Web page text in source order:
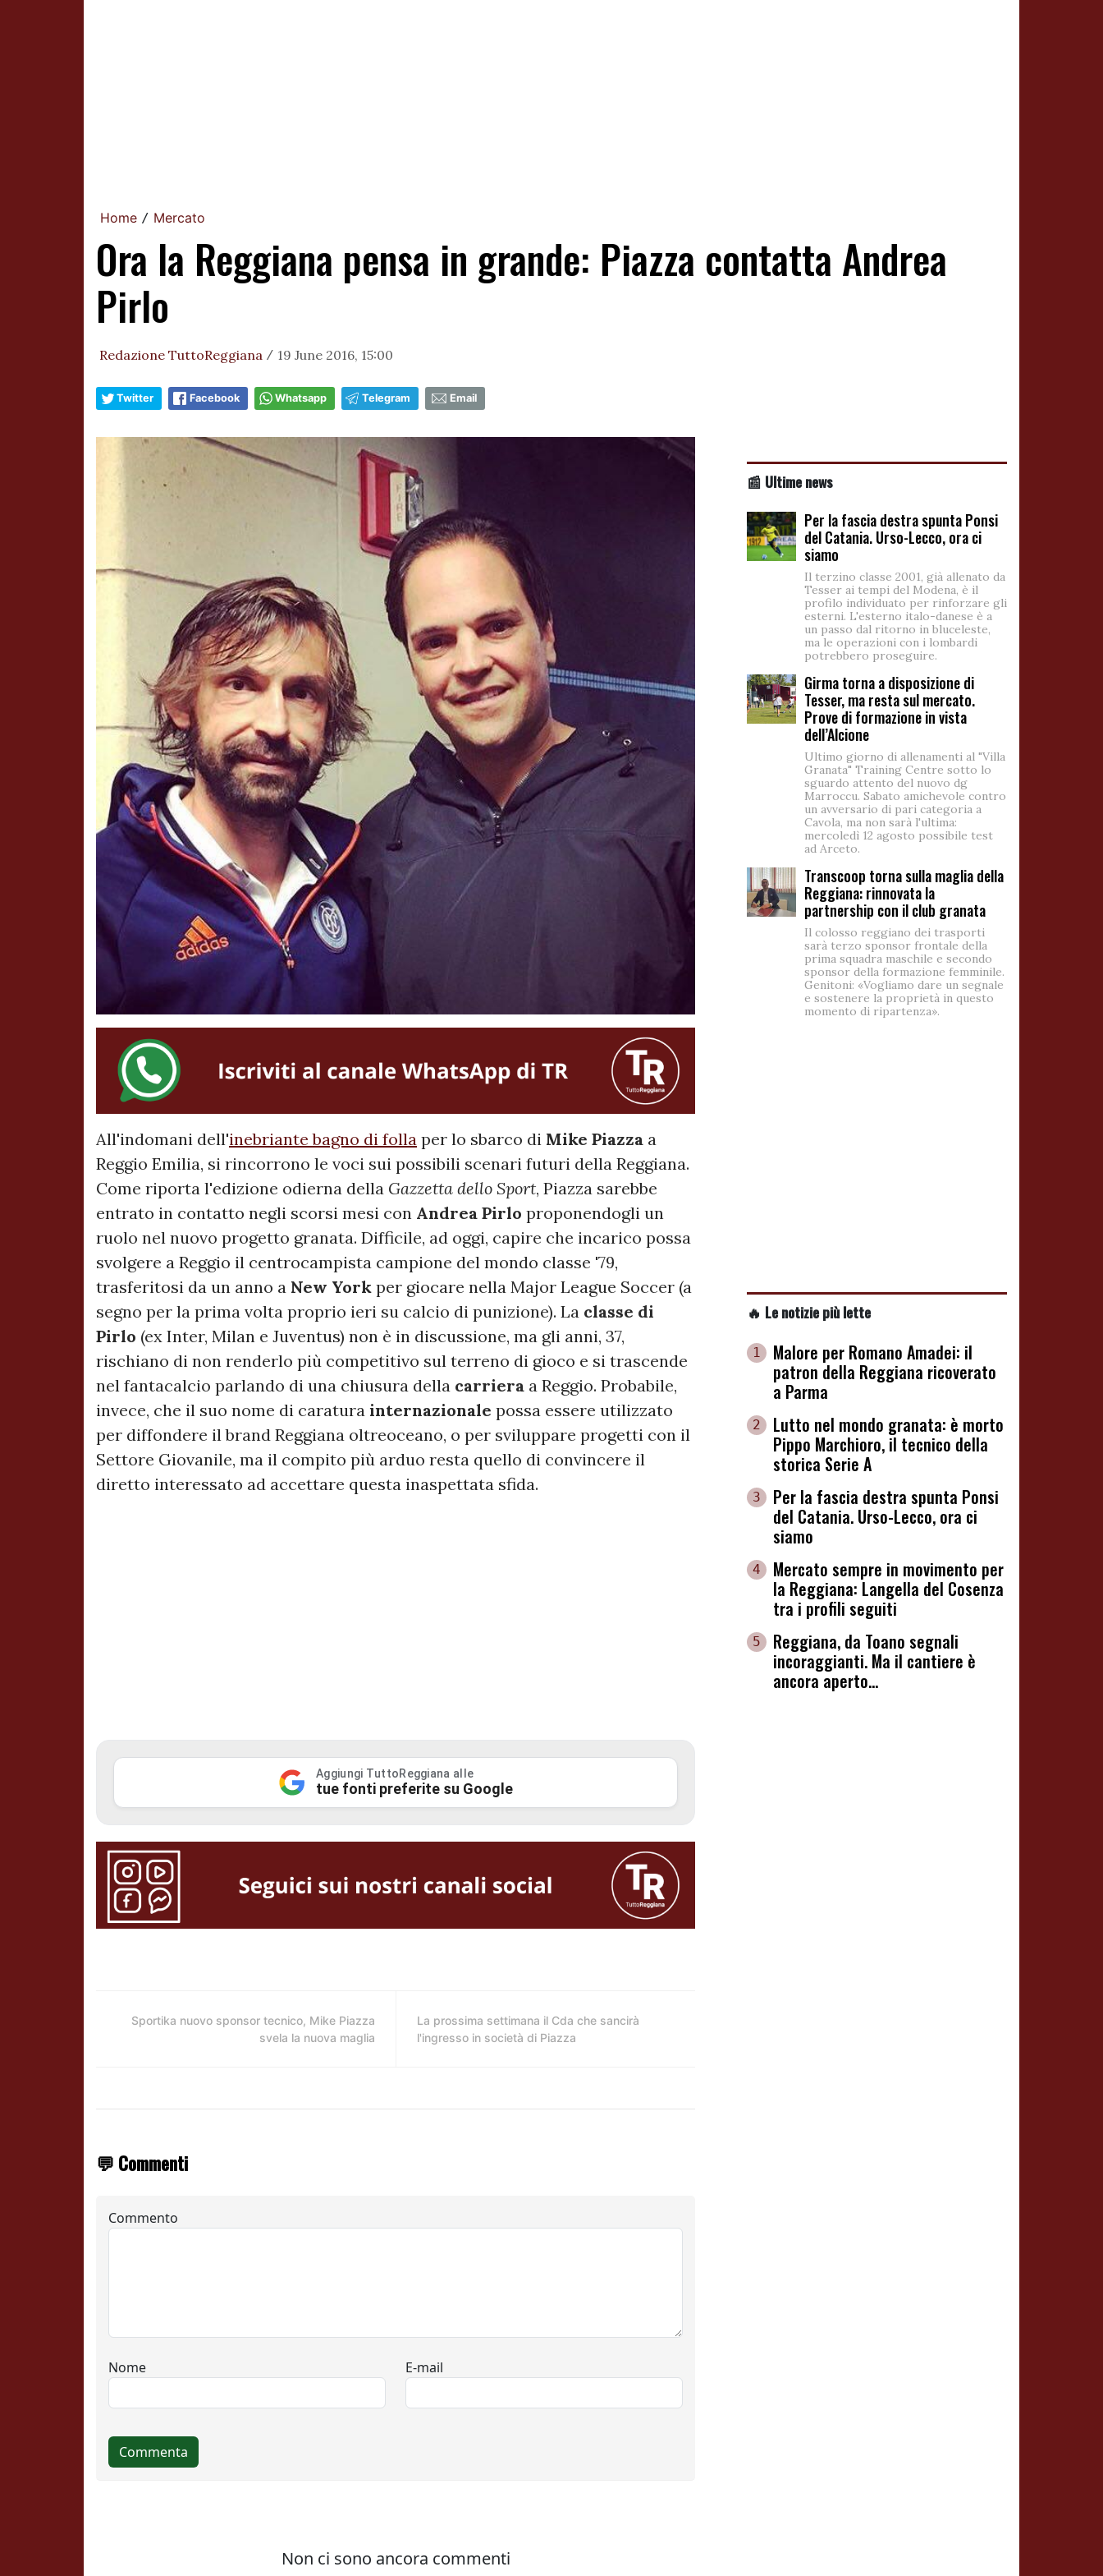
Home / Mercato
Ora la Reggiana pensa in grande: Piazza contatta Andrea
Pirlo
Redazione TuttoReggiana / 19 June 2016, 15:00
Twitter Facebook Whatsapp Telegram Email
All'indomani dell'inebriante bagno di folla per lo sbarco di Mike Piazza a
Reggio Emilia, si rincorrono le voci sui possibili scenari futuri della Reggiana.
Come riporta l'edizione odierna della Gazzetta dello Sport, Piazza sarebbe
entrato in contatto negli scorsi mesi con Andrea Pirlo proponendogli un
ruolo nel nuovo progetto granata. Difficile, ad oggi, capire che incarico possa
svolgere a Reggio il centrocampista campione del mondo classe '79,
trasferitosi da un anno a New York per giocare nella Major League Soccer (a
segno per la prima volta proprio ieri su calcio di punizione). La classe di
Pirlo (ex Inter, Milan e Juventus) non è in discussione, ma gli anni, 37,
rischiano di non renderlo più competitivo sul terreno di gioco e si trascende
nel fantacalcio parlando di una chiusura della carriera a Reggio. Probabile,
invece, che il suo nome di caratura internazionale possa essere utilizzato
per diffondere il brand Reggiana oltreoceano, o per sviluppare progetti con il
Settore Giovanile, ma il compito più arduo resta quello di convincere il
diretto interessato ad accettare questa inaspettata sfida.
Aggiungi TuttoReggiana alle
tue fonti preferite su Google
Sportika nuovo sponsor tecnico, Mike Piazza
svela la nuova maglia
La prossima settimana il Cda che sancirà
l'ingresso in società di Piazza
💬 Commenti
📰 Ultime news
Per la fascia destra spunta Ponsi
del Catania. Urso-Lecco, ora ci
siamo
Il terzino classe 2001, già allenato da
Tesser ai tempi del Modena, è il
profilo individuato per rinforzare gli
esterni. L'esterno italo-danese è a
un passo dal ritorno in bluceleste,
ma le operazioni con i lombardi
potrebbero proseguire.
Girma torna a disposizione di
Tesser, ma resta sul mercato.
Prove di formazione in vista
dell’Alcione
Ultimo giorno di allenamenti al "Villa
Granata" Training Centre sotto lo
sguardo attento del nuovo dg
Marroccu. Sabato amichevole contro
un avversario di pari categoria a
Cavola, ma non sarà l'ultima:
mercoledì 12 agosto possibile test
ad Arceto.
Transcoop torna sulla maglia della
Reggiana: rinnovata la
partnership con il club granata
Il colosso reggiano dei trasporti
sarà terzo sponsor frontale della
prima squadra maschile e secondo
sponsor della formazione femminile.
Genitoni: «Vogliamo dare un segnale
e sostenere la proprietà in questo
momento di ripartenza».
🔥 Le notizie più lette
1
Malore per Romano Amadei: il
patron della Reggiana ricoverato
a Parma
2
Lutto nel mondo granata: è morto
Pippo Marchioro, il tecnico della
storica Serie A
3
Per la fascia destra spunta Ponsi
del Catania. Urso-Lecco, ora ci
siamo
4
Mercato sempre in movimento per
la Reggiana: Langella del Cosenza
tra i profili seguiti
5
Reggiana, da Toano segnali
incoraggianti. Ma il cantiere è
ancora aperto...